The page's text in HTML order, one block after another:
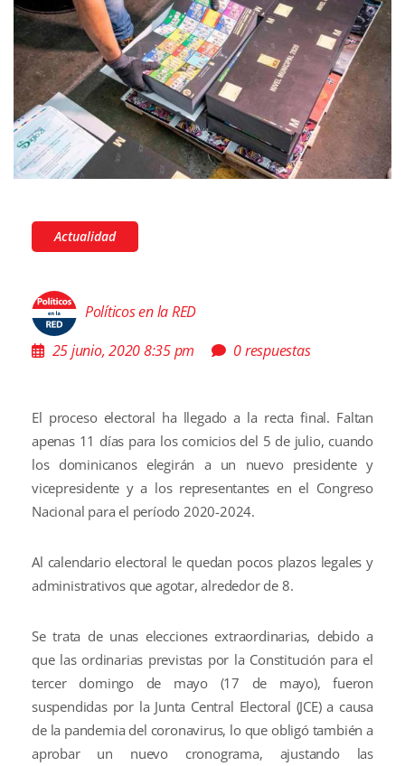
Actualidad
Políticos en la RED
25 junio, 2020 8:35 pm
0 respuestas
El proceso electoral ha llegado a la recta final. Faltan
apenas 11 días para los comicios del 5 de julio, cuando
los dominicanos elegirán a un nuevo presidente y
vicepresidente y a los representantes en el Congreso
Nacional para el período 2020-2024.
Al calendario electoral le quedan pocos plazos legales y
administrativos que agotar, alrededor de 8.
Se trata de unas elecciones extraordinarias, debido a
que las ordinarias previstas por la Constitución para el
tercer domingo de mayo (17 de mayo), fueron
suspendidas por la Junta Central Electoral (JCE) a causa
de la pandemia del coronavirus, lo que obligó también a
aprobar un nuevo cronograma, ajustando las